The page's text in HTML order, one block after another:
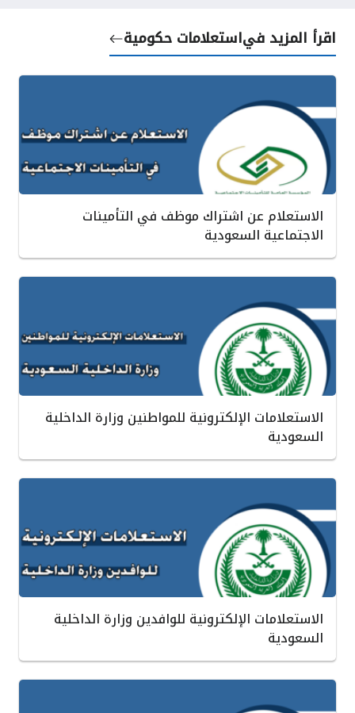
اقرأ المزيد فياستعلامات حكومية
الاستعلام عن اشتراك موظف في التأمينات
الاجتماعية السعودية
الاستعلامات الإلكترونية للمواطنين وزارة الداخلية
السعودية
الاستعلامات الإلكترونية للوافدين وزارة الداخلية
السعودية